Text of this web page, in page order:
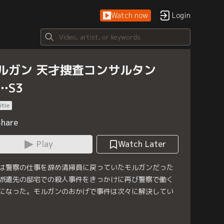
Watch now Login
ガン 天才捜査コンサルタン
Play
Watch Later
警察の仕事を辞め清掃員に戻っていたモルガンだった
遣先の邸宅での殺人事件をきっかけに再び警察で働く
なった。モルガンのおかげで事件は次々に解決してい